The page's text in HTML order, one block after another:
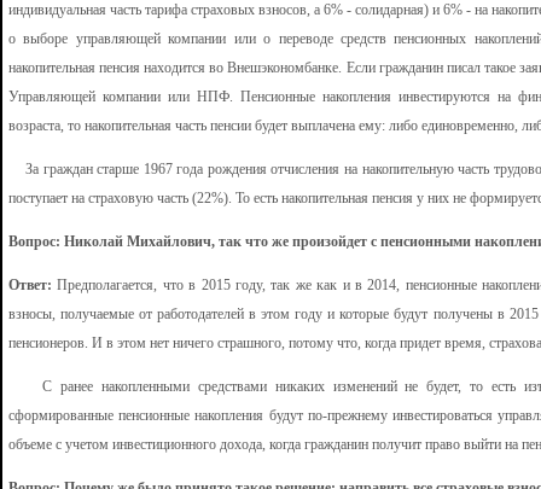
индивидуальная часть тарифа страховых взносов, а 6% - солидарная) и 6% - на
о выборе управляющей компании или о переводе средств пенсионных
накопительная пенсия находится во Внешэкономбанке. Если гражданин писал такое
Управляющей компании или НПФ. Пенсионные накопления инвестируются на
возраста, то накопительная часть пенсии будет выплачена ему: либо единовременно,
За граждан старше 1967 года рождения отчисления на накопительную часть
поступает на страховую часть (22%). То есть накопительная пенсия у них не
Вопрос: Николай Михайлович, так что же произойдет с пенсионными
Ответ: Предполагается, что в 2015 году, так же как и в 2014, пенсионные
взносы, получаемые от работодателей в этом году и которые будут получены в
пенсионеров. И в этом нет ничего страшного, потому что, когда придет время,
С ранее накопленными средствами никаких изменений не будет, то есть
сформированные пенсионные накопления будут по-прежнему инвестироваться
объеме с учетом инвестиционного дохода, когда гражданин получит право выйти на